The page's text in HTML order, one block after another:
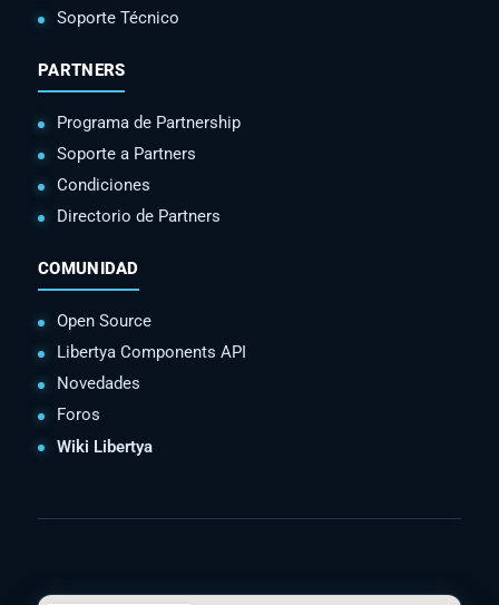
Soporte Técnico
PARTNERS
Programa de Partnership
Soporte a Partners
Condiciones
Directorio de Partners
COMUNIDAD
Open Source
Libertya Components API
Novedades
Foros
Wiki Libertya